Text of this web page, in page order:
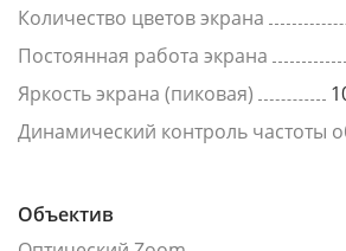
Количество цветов экрана
Постоянная работа экрана
Яркость экрана (пиковая)
Динамический контроль частоты
Объектив